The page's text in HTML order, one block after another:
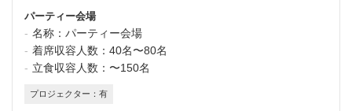
パーティー会場
名称： パーティー会場
着席収容人数： 40名〜80名
立食収容人数： 〜150名
プロジェクター：有